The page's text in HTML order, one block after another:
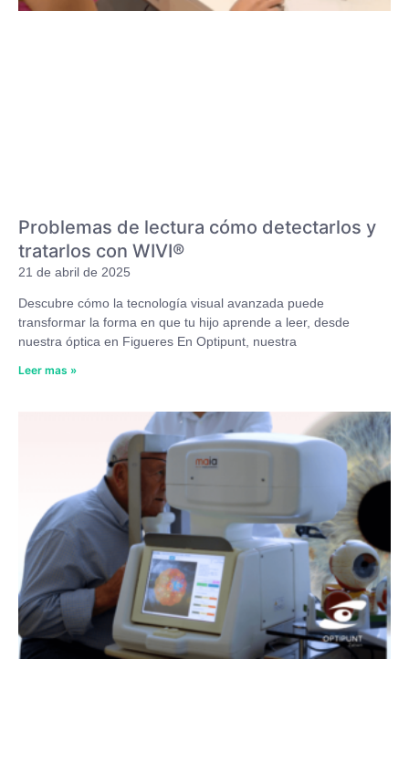
Problemas de lectura cómo detectarlos y
tratarlos con WIVI®
21 de abril de 2025
Descubre cómo la tecnología visual avanzada puede
transformar la forma en que tu hijo aprende a leer, desde
nuestra óptica en Figueres En Optipunt, nuestra
Leer mas »